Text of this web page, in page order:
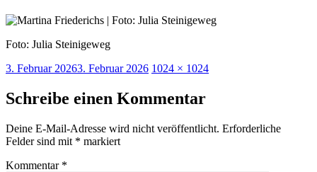
Foto: Julia Steinigeweg
Veröffentlicht
3. Februar 20263. Februar 2026 Originalgröße
1024 × 1024
Schreibe einen Kommentar
Deine E-Mail-Adresse wird nicht veröffentlicht. Erforderliche
Felder sind mit * markiert
Kommentar *